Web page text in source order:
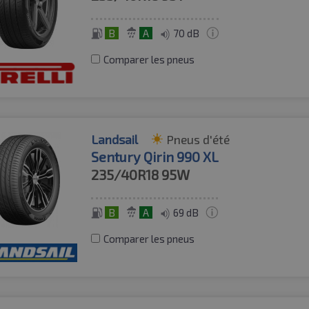
B A 70 dB
Comparer les pneus
Landsail Pneus d'été
Sentury Qirin 990 XL
235/40R18 95W
B A 69 dB
Comparer les pneus